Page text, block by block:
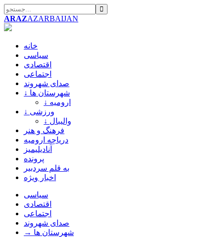
ARAZAZARBAIJAN
خانه
سیاسی
اقتصادی
اجتماعی
صدای شهروند
↓ شهرستان ها
↓ ارومیه
↓ ورزشی
↓ والیبال
فرهنگ و هنر
دریاچه ارومیه
آنادیلیمیز
پرونده
به قلم سردبیر
اخبار ویژه
سیاسی
اقتصادی
اجتماعی
صدای شهروند
→ شهرستان ها